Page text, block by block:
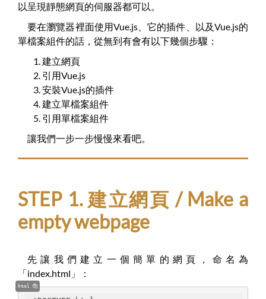
以呈現靜態網頁的伺服器都可以。
要在瀏覽器裡面使用Vue.js、它的插件、以及Vue.js的
單檔案組件的話，從無到有會有以下幾個步驟：
建立網頁
引用Vue.js
安裝Vue.js的插件
建立單檔案組件
引用單檔案組件
讓我們一步一步慢慢來看吧。
STEP 1. 建立網頁 / Make a
empty webpage
先讓我們建立一個簡單的網頁，命名為
「index.html」：
html